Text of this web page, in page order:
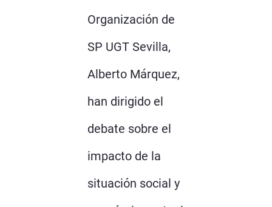
Organización de
SP UGT Sevilla,
Alberto Márquez,
han dirigido el
debate sobre el
impacto de la
situación social y